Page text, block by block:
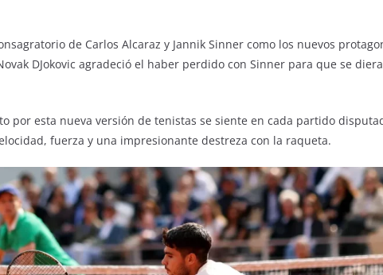
de Carlos Alcaraz y Jannik Sinner como los nuevos
DJokovic agradeció el haber perdido con Sinner para que se
por esta nueva versión de tenistas se siente en cada partido
fuerza y una impresionante destreza con la raqueta.